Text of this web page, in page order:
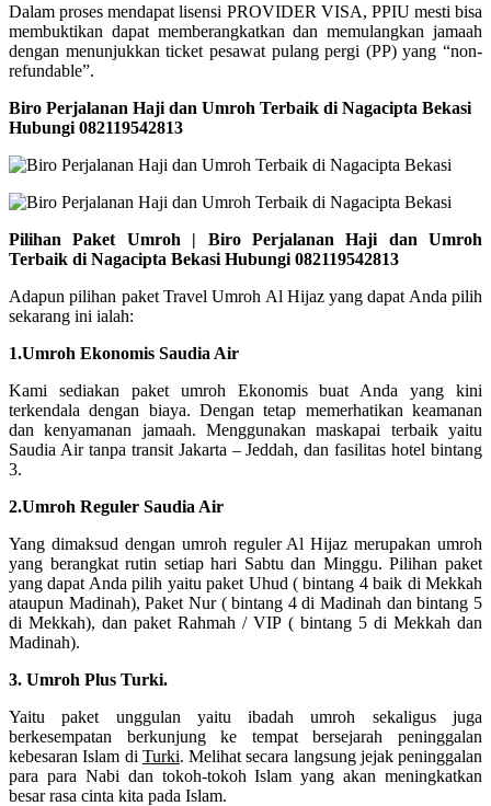
Dalam proses mendapat lisensi PROVIDER VISA, PPIU mesti bisa
membuktikan dapat memberangkatkan dan memulangkan jamaah
dengan menunjukkan ticket pesawat pulang pergi (PP) yang “non-
refundable”.
Biro Perjalanan Haji dan Umroh Terbaik di Nagacipta Bekasi
Hubungi 082119542813
Pilihan Paket Umroh | Biro Perjalanan Haji dan Umroh
Terbaik di Nagacipta Bekasi Hubungi 082119542813
Adapun pilihan paket Travel Umroh Al Hijaz yang dapat Anda pilih
sekarang ini ialah:
1.Umroh Ekonomis Saudia Air
Kami sediakan paket umroh Ekonomis buat Anda yang kini
terkendala dengan biaya. Dengan tetap memerhatikan keamanan
dan kenyamanan jamaah. Menggunakan maskapai terbaik yaitu
Saudia Air tanpa transit Jakarta – Jeddah, dan fasilitas hotel bintang
3.
2.Umroh Reguler Saudia Air
Yang dimaksud dengan umroh reguler Al Hijaz merupakan umroh
yang berangkat rutin setiap hari Sabtu dan Minggu. Pilihan paket
yang dapat Anda pilih yaitu paket Uhud ( bintang 4 baik di Mekkah
ataupun Madinah), Paket Nur ( bintang 4 di Madinah dan bintang 5
di Mekkah), dan paket Rahmah / VIP ( bintang 5 di Mekkah dan
Madinah).
3. Umroh Plus Turki.
Yaitu paket unggulan yaitu ibadah umroh sekaligus juga
berkesempatan berkunjung ke tempat bersejarah peninggalan
kebesaran Islam di Turki. Melihat secara langsung jejak peninggalan
para para Nabi dan tokoh-tokoh Islam yang akan meningkatkan
besar rasa cinta kita pada Islam.